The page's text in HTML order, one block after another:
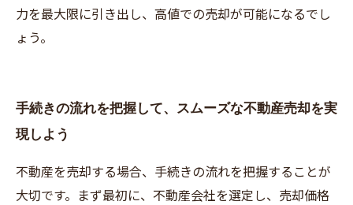
力を最大限に引き出し、高値での売却が可能になるでし
ょう。
手続きの流れを把握して、スムーズな不動産売却を実
現しよう
不動産を売却する場合、手続きの流れを把握することが
大切です。まず最初に、不動産会社を選定し、売却価格